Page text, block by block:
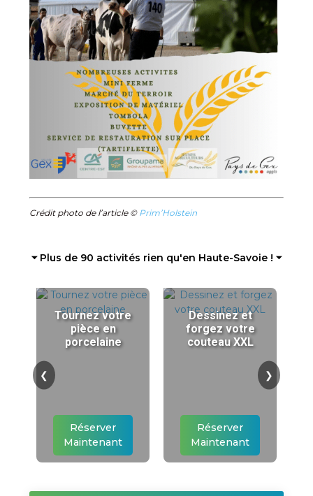
Crédit photo de l’article © Prim’Holstein
⏷ Plus de 90 activités rien qu'en Haute-Savoie ! ⏷
Tournez votre
pièce en
porcelaine
Réserver
Maintenant
Dessinez et
forgez votre
couteau XXL
Réserver
Maintenant
❮ ❯